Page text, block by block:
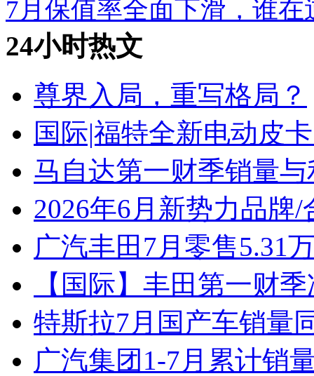
7月保值率全面下滑，谁在
24小时热文
尊界入局，重写格局？
国际|福特全新电动皮
马自达第一财季销量
2026年6月新势力品牌
广汽丰田7月零售5.31
【国际】丰田第一财
特斯拉7月国产车销量
广汽集团1-7月累计销